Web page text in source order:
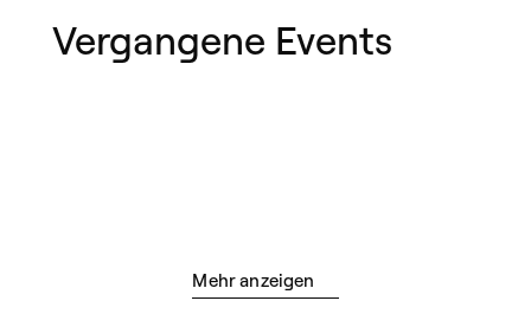
Vergangene Events
Mehr anzeigen